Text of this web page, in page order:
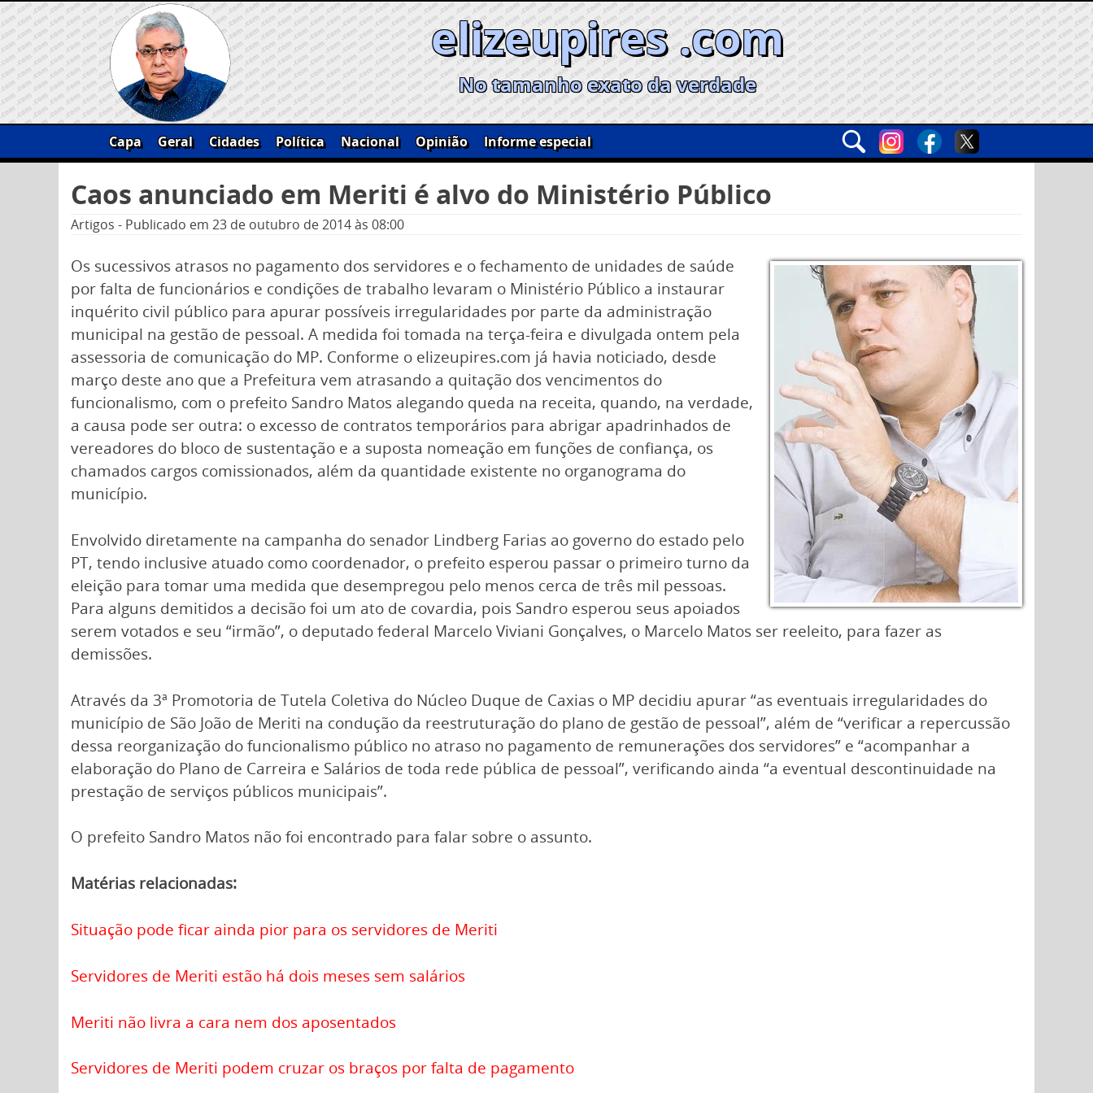
Skip
to
content
elizeupires .com
No tamanho exato da verdade
Capa Geral Cidades Política Nacional Opinião
Informe especial
por:
Caos anunciado em Meriti é alvo do Ministério Público
Artigos - Publicado em 23 de outubro de 2014às 08:00
Os sucessivos atrasos no pagamento dos servidores e o fechamento de unidades de saúde
por falta de funcionários e condições de trabalho levaram o Ministério Público a instaurar
inquérito civil público para apurar possíveis irregularidades por parte da administração
municipal na gestão de pessoal. A medida foi tomada na terça-feira e divulgada ontem pela
assessoria de comunicação do MP. Conforme o elizeupires.com já havia noticiado, desde
março deste ano que a Prefeitura vem atrasando a quitação dos vencimentos do
funcionalismo, com o prefeito Sandro Matos alegando queda na receita, quando, na verdade,
a causa pode ser outra: o excesso de contratos temporários para abrigar apadrinhados de
vereadores do bloco de sustentação e a suposta nomeação em funções de confiança, os
chamados cargos comissionados, além da quantidade existente no organograma do
município.
Envolvido diretamente na campanha do senador Lindberg Farias ao governo do estado pelo
PT, tendo inclusive atuado como coordenador, o prefeito esperou passar o primeiro turno da
eleição para tomar uma medida que desempregou pelo menos cerca de três mil pessoas.
Para alguns demitidos a decisão foi um ato de covardia, pois Sandro esperou seus apoiados
serem votados e seu “irmão”, o deputado federal Marcelo Viviani Gonçalves, o Marcelo Matos ser reeleito, para fazer as
demissões.
Através da 3ª Promotoria de Tutela Coletiva do Núcleo Duque de Caxias o MP decidiu apurar “as eventuais irregularidades do
município de São João de Meriti na condução da reestruturação do plano de gestão de pessoal”, além de “verificar a repercussão
dessa reorganização do funcionalismo público no atraso no pagamento de remunerações dos servidores” e “acompanhar a
elaboração do Plano de Carreira e Salários de toda rede pública de pessoal”, verificando ainda “a eventual descontinuidade na
prestação de serviços públicos municipais”.
O prefeito Sandro Matos não foi encontrado para falar sobre o assunto.
Matérias relacionadas:
Situação pode ficar ainda pior para os servidores de Meriti
Servidores de Meriti estão há dois meses sem salários
Meriti não livra a cara nem dos aposentados
Servidores de Meriti podem cruzar os braços por falta de pagamento